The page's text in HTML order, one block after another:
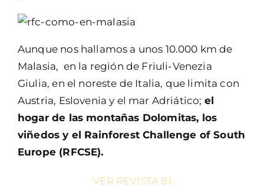
Aunque nos hallamos a unos 10.000 km de
Malasia, en la región de Friuli-Venezia
Giulia, en el noreste de Italia, que limita con
Austria, Eslovenia y el mar Adriático; el
hogar de las montañas Dolomitas, los
viñedos y el Rainforest Challenge of South
Europe (RFCSE).
VER REVISTA 81